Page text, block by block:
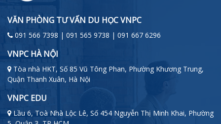
VĂN PHÒNG TƯ VẤN DU HỌC VNPC
091 566 7398 | 091 565 9738 | 091 667 6296
VNPC HÀ NỘI
Tòa nhà HKT, Số 85 Vũ Tông Phan, Phường Khương Trung,
Quận Thanh Xuân, Hà Nội
VNPC EDU
Lầu 6, Toà Nhà Lộc Lê, Số 454 Nguyễn Thị Minh Khai, Phường